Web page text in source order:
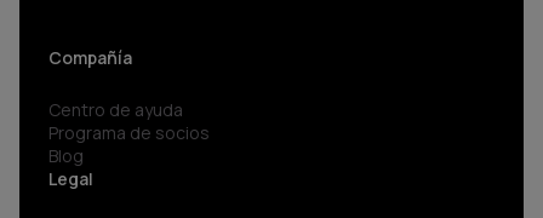
Compañía
Centro de ayuda
Programa de socios
Blog
Legal